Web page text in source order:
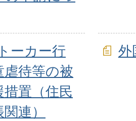
ーカー行
虐待等の被
置（住民
連）
外